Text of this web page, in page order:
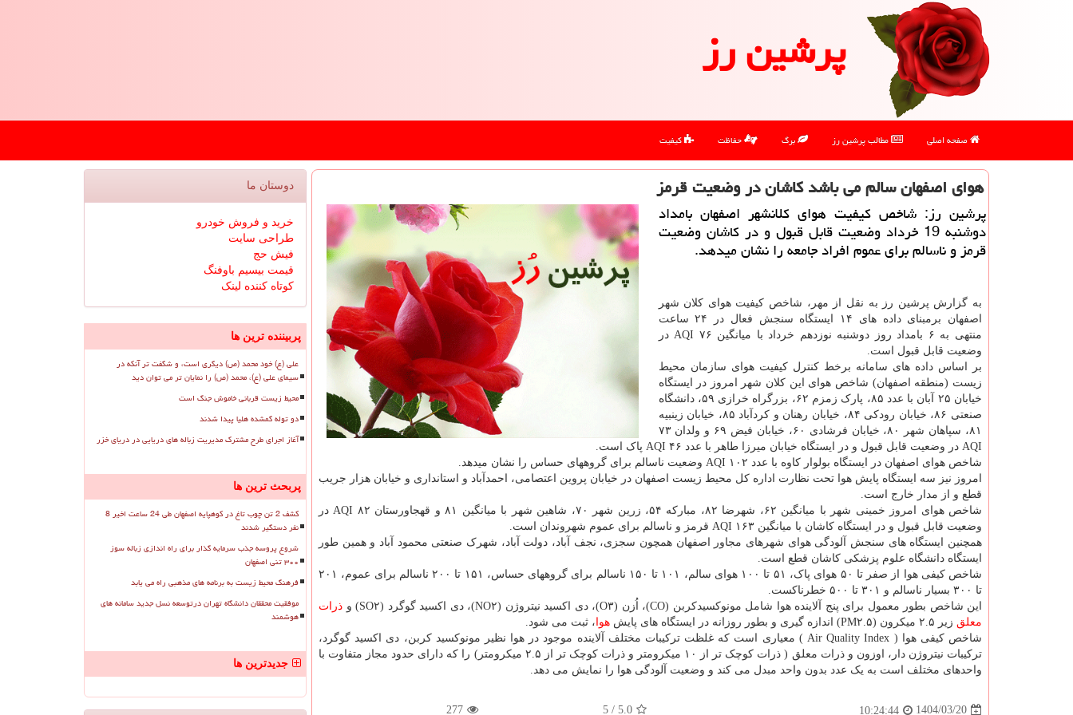
پرشین رز
صفحه اصلی مطالب پرشین رز برگ حفاظت کیفیت
هوای اصفهان سالم می باشد کاشان در وضعیت قرمز
پرشین رز: شاخص کیفیت هوای کلانشهر اصفهان بامداد
دوشنبه 19 خرداد وضعیت قابل قبول و در کاشان وضعیت
قرمز و ناسالم برای عموم افراد جامعه را نشان میدهد.
به گزارش پرشین رز به نقل از مهر، شاخص کیفیت هوای کلان شهر
اصفهان برمبنای داده های ۱۴ ایستگاه سنجش فعال در ۲۴ ساعت
منتهی به ۶ بامداد روز دوشنبه نوزدهم خرداد با میانگین ۷۶ AQI در
وضعیت قابل قبول است.
بر اساس داده های سامانه برخط کنترل کیفیت هوای سازمان محیط
زیست (منطقه اصفهان) شاخص هوای این کلان شهر امروز در ایستگاه
خیابان ۲۵ آبان با عدد ۸۵، پارک زمزم ۶۲، بزرگراه خرازی ۵۹، دانشگاه
صنعتی ۸۶، خیابان رودکی ۸۴، خیابان رهنان و کردآباد ۸۵، خیابان زینبیه
۸۱، سپاهان شهر ۸۰، خیابان فرشادی ۶۰، خیابان فیض ۶۹ و ولدان ۷۳
AQI در وضعیت قابل قبول و در ایستگاه خیابان میرزا طاهر با عدد ۴۶ AQI پاک است.
شاخص هوای اصفهان در ایستگاه بولوار کاوه با عدد ۱۰۲ AQI وضعیت ناسالم برای گروههای حساس را نشان میدهد.
امروز نیز سه ایستگاه پایش هوا تحت نظارت اداره کل محیط زیست اصفهان در خیابان پروین اعتصامی، احمدآباد و استانداری و خیابان هزار جریب
قطع و از مدار خارج است.
شاخص هوای امروز خمینی شهر با میانگین ۶۲، شهرضا ۸۲، مبارکه ۵۴، زرین شهر ۷۰، شاهین شهر با میانگین ۸۱ و قهجاورستان ۸۲ AQI در
وضعیت قابل قبول و در ایستگاه کاشان با میانگین ۱۶۳ AQI قرمز و ناسالم برای عموم شهروندان است.
همچنین ایستگاه های سنجش آلودگی هوای شهرهای مجاور اصفهان همچون سجزی، نجف آباد، دولت آباد، شهرک صنعتی محمود آباد و همین طور
ایستگاه دانشگاه علوم پزشکی کاشان قطع است.
شاخص کیفی هوا از صفر تا ۵۰ هوای پاک، ۵۱ تا ۱۰۰ هوای سالم، ۱۰۱ تا ۱۵۰ ناسالم برای گروههای حساس، ۱۵۱ تا ۲۰۰ ناسالم برای عموم، ۲۰۱
تا ۳۰۰ بسیار ناسالم و ۳۰۱ تا ۵۰۰ خطرناکست.
این شاخص بطور معمول برای پنج آلاینده هوا شامل مونوکسیدکربن (CO)، اُزن (O۳)، دی اکسید نیتروژن (NO۲)، دی اکسید گوگرد (SO۲) و
ذرات
معلق زیر ۲.۵ میکرون (PM۲.۵) اندازه گیری و بطور روزانه در ایستگاه های پایش هوا ، ثبت می شود.
شاخص کیفی هوا ( Air Quality Index ) معیاری است که غلظت ترکیبات مختلف آلاینده موجود در هوا نظیر مونوکسید کربن، دی اکسید گوگرد،
ترکیبات نیتروژن دار، اوزون و ذرات معلق ( ذرات کوچک تر از ۱۰ میکرومتر و ذرات کوچک تر از ۲.۵ میکرومتر) را که دارای حدود مجاز متفاوت با
واحدهای مختلف است به یک عدد بدون واحد مبدل می کند و وضعیت آلودگی هوا را نمایش می دهد.
1404/03/20
10:24:44
5.0
/
5
277
دوستان ما
خرید و فروش خودرو
طراحی سایت
فیش حج
قیمت بیسیم باوفنگ
کوتاه کننده لینک
پربیننده ترین ها
علی (ع) خود محمد (ص) دیگری است، و شگفت تر آنکه در
سیمای علی (ع)، محمد (ص) را نمایان تر می توان دید
محیط زیست قربانی خاموش جنگ است
دو توله گمشده هلیا پیدا شدند
آغاز اجرای طرح مشترک مدیریت زباله های دریایی در دریای خزر
پربحث ترین ها
کشف 2 تن چوب تاغ در کوهپایه اصفهان طی 24 ساعت اخیر 8
نفر دستگیر شدند
شروع پروسه جذب سرمایه گذار برای راه اندازی زباله سوز
۳۰۰ تنی اصفهان
فرهنگ محیط زیست به برنامه های مذهبی راه می یابد
موفقیت محققان دانشگاه تهران درتوسعه نسل جدید سامانه های
هوشمند
جدیدترین ها